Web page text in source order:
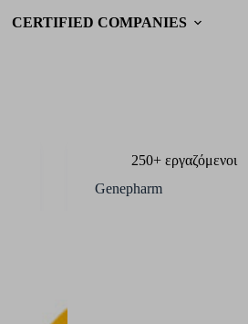
CERTIFIED COMPANIES
250+ εργαζόμενοι
Genepharm